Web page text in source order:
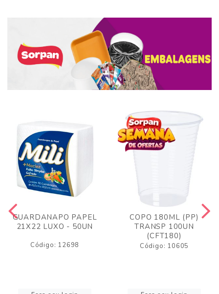
GUARDANAPO PAPEL
21X22 LUXO - 50UN
Código: 12698
COPO 180ML (PP)
TRANSP 100UN
(CFT180)
Código: 10605